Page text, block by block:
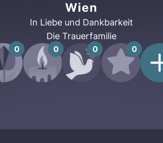
Wien
In Liebe und Dankbarkeit
Die Trauerfamilie
0 0 0 0